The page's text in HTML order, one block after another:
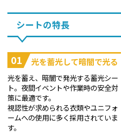
シートの特長
01 光を蓄光して暗闇で光る
光を蓄え、暗闇で発光する蓄光シー
ト。夜間イベントや作業時の安全対
策に最適です。
視認性が求められる衣類やユニフォ
ームへの使用に多く採用されていま
す。